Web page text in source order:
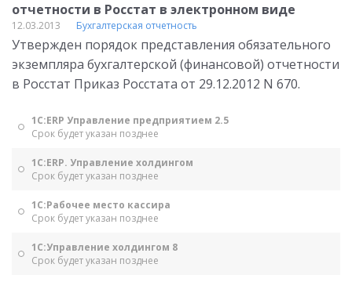
отчетности в Росстат в электронном виде
12.03.2013 Бухгалтерская отчетность
Утвержден порядок представления обязательного
экземпляра бухгалтерской (финансовой) отчетности
в Росстат Приказ Росстата от 29.12.2012 N 670.
1С:ERP Управление предприятием 2.5
Срок будет указан позднее
1С:ERP. Управление холдингом
Срок будет указан позднее
1С:Рабочее место кассира
Срок будет указан позднее
1С:Управление холдингом 8
Срок будет указан позднее